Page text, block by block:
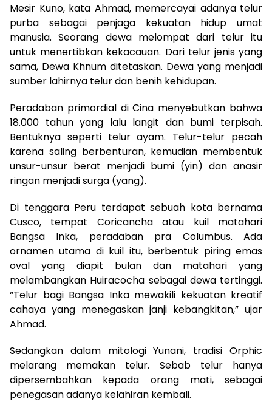
Mesir Kuno, kata Ahmad, memercayai adanya telur
purba sebagai penjaga kekuatan hidup umat
manusia. Seorang dewa melompat dari telur itu
untuk menertibkan kekacauan. Dari telur jenis yang
sama, Dewa Khnum ditetaskan. Dewa yang menjadi
sumber lahirnya telur dan benih kehidupan.
Peradaban primordial di Cina menyebutkan bahwa
18.000 tahun yang lalu langit dan bumi terpisah.
Bentuknya seperti telur ayam. Telur-telur pecah
karena saling berbenturan, kemudian membentuk
unsur-unsur berat menjadi bumi (yin) dan anasir
ringan menjadi surga (yang).
Di tenggara Peru terdapat sebuah kota bernama
Cusco, tempat Coricancha atau kuil matahari
Bangsa Inka, peradaban pra Columbus. Ada
ornamen utama di kuil itu, berbentuk piring emas
oval yang diapit bulan dan matahari yang
melambangkan Huiracocha sebagai dewa tertinggi.
“Telur bagi Bangsa Inka mewakili kekuatan kreatif
cahaya yang menegaskan janji kebangkitan,” ujar
Ahmad.
Sedangkan dalam mitologi Yunani, tradisi Orphic
melarang memakan telur. Sebab telur hanya
dipersembahkan kepada orang mati, sebagai
penegasan adanya kelahiran kembali.